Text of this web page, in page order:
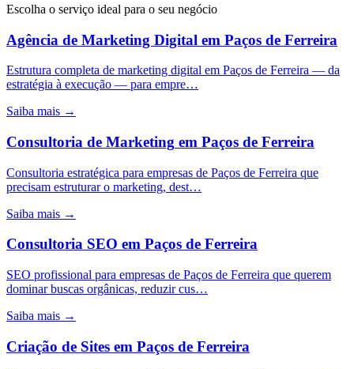
Escolha o serviço ideal para o seu negócio
Agência de Marketing Digital em Paços de Ferreira
Estrutura completa de marketing digital em Paços de Ferreira — da
estratégia à execução — para empre…
Saiba mais →
Consultoria de Marketing em Paços de Ferreira
Consultoria estratégica para empresas de Paços de Ferreira que
precisam estruturar o marketing, dest…
Saiba mais →
Consultoria SEO em Paços de Ferreira
SEO profissional para empresas de Paços de Ferreira que querem
dominar buscas orgânicas, reduzir cus…
Saiba mais →
Criação de Sites em Paços de Ferreira